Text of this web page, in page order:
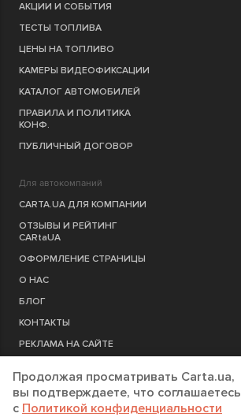
АКЦИИ И СОБЫТИЯ
ТЕСТЫ ТОПЛИВА
ЦЕНЫ НА ТОПЛИВО
КАМЕРЫ ВИДЕОФИКСАЦИИ
КАТАЛОГ АВТОМОБИЛЕЙ
ПРАВИЛА И ПОЛИТИКА
КОНФ.
ПУБЛИЧНЫЙ ДОГОВОР
Для автокомпаний
CARTA.UA ДЛЯ КОМПАНИИ
ОТЗЫВЫ И РЕЙТИНГ
CARtaUA
ОФОРМЛЕНИЕ СТРАНИЦЫ
О НАС
БЛОГ
КОНТАКТЫ
РЕКЛАМА НА САЙТЕ
РЕГИСТРАЦИЯ КОМПАНИЮ
Продолжая просматривать Carta.ua,
вы подтверждаете, что соглашаетесь
c Политикой конфиденциальности